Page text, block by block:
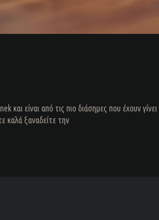
και είναι από τις πιο διάσημες που έχουν
καλά ξαναδείτε την